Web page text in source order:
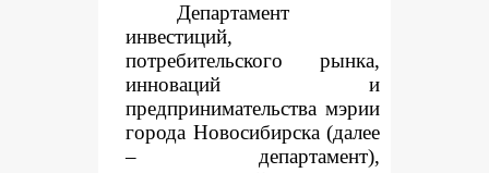
Департамент
инвестиций,
потребительского рынка,
инноваций и
предпринимательства мэрии
города Новосибирска (далее
– департамент),